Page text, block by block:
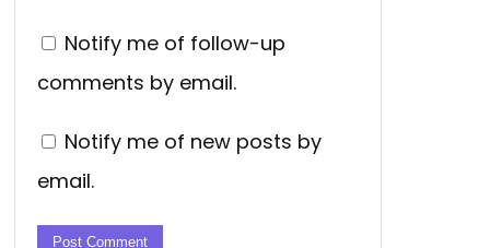
Notify me of follow-up
comments by email.
Notify me of new posts by
email.